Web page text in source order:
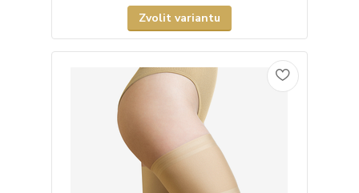
Zvolit variantu